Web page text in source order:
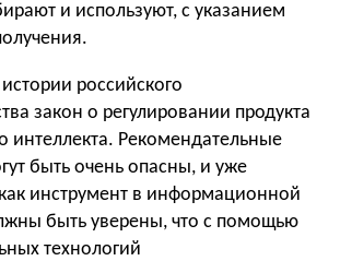
и используют, с указанием
российского
закон о регулировании продукта
интеллекта. Рекомендательные
быть очень опасны, и уже
инструмент в информационной
быть уверены, что с помощью
технологий